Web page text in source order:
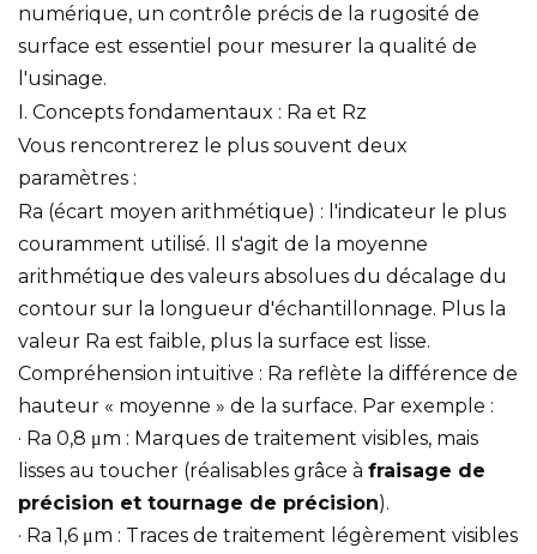
numérique, un contrôle précis de la rugosité de
surface est essentiel pour mesurer la qualité de
l'usinage.
I. Concepts fondamentaux : Ra et Rz
Vous rencontrerez le plus souvent deux
paramètres :
Ra (écart moyen arithmétique) : l'indicateur le plus
couramment utilisé. Il s'agit de la moyenne
arithmétique des valeurs absolues du décalage du
contour sur la longueur d'échantillonnage. Plus la
valeur Ra ​​est faible, plus la surface est lisse.
Compréhension intuitive : Ra reflète la différence de
hauteur « moyenne » de la surface. Par exemple :
· Ra 0,8 μm : Marques de traitement visibles, mais
lisses au toucher (réalisables grâce à fraisage de
précision et tournage de précision).
· Ra 1,6 μm : Traces de traitement légèrement visibles